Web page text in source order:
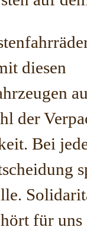
diesen
der
Bei
für uns